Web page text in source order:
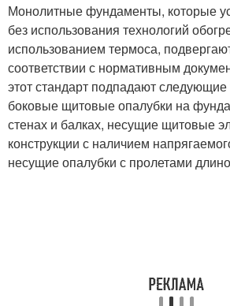
Монолитные фундаменты, которые
без использования технологий
использованием термоса,
соответствии с нормативным
этот стандарт подпадают
боковые щитовые опалубки на
стенах и балках, несущие щитовые
конструкции с наличием
несущие опалубки с пролетами